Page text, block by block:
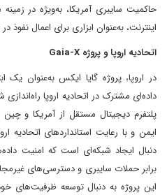
حاکمیت سایبری آمریکا، به‌ویژه در
اینترنت، به‌عنوان ابزاری برای اعمال
اتحادیه اروپا و پروژه Gaia-X
در اروپا، پروژه گایا ایکس به‌عنوان یک
داده‌ای مشترک در اتحادیه اروپا
پلتفرم دیجیتال مستقل از آمریکا و
ایمن و با رعایت استانداردهای اتحادیه
دنبال ایجاد شبکه‌ای است که امنیت
برابر حملات سایبری و دسترسی‌های
این پروژه به دنبال توسعه ظرفیت‌های